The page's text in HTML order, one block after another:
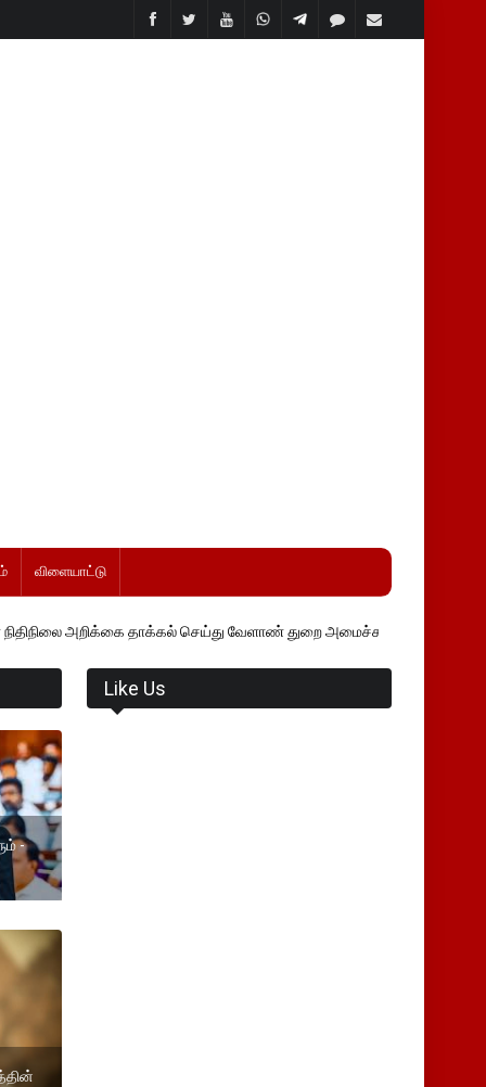
விளையாட்டு
தாக்கல் செய்து வேளாண் துறை அமைச்சர் வினோத் வாசித்து வருகிறார்.
-
Like Us